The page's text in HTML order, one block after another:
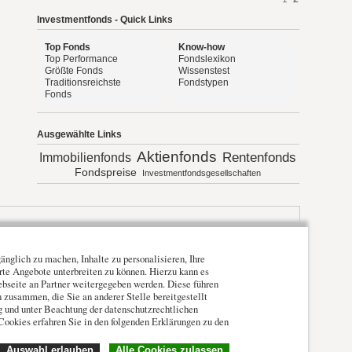
zu machen, Inhalte zu personalisieren, Ihre
Angebote unterbreiten zu können. Hierzu kann es
an Partner weitergegeben werden. Diese führen
die Sie an anderer Stelle bereitgestellt
unter Beachtung der datenschutzrechtlichen
erfahren Sie in den folgenden Erklärungen zu den
Investmentfonds - Quick Links
Top Fonds
Top Performance
Größte Fonds
Traditionsreichste
Fonds
Know-how
Fondslexikon
Wissenstest
Fondstypen
Ausgewählte Links
Immobilienfonds Aktienfonds Rentenfonds
Fondspreise Investmentfondsgesellschaften